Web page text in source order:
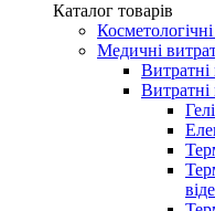
Каталог товарів
Медичні
Витратні